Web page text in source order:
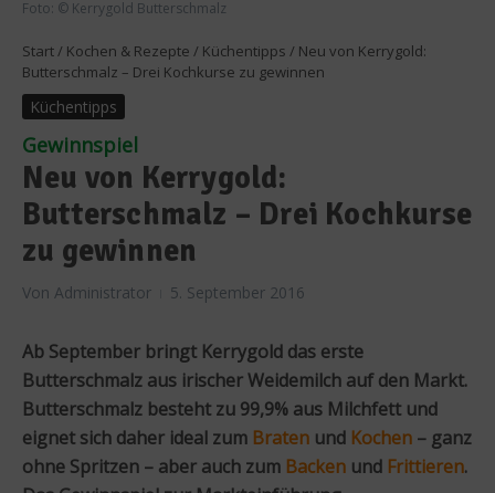
Foto: © Kerrygold Butterschmalz
Start / Kochen & Rezepte / Küchentipps / Neu von Kerrygold:
Butterschmalz – Drei Kochkurse zu gewinnen
Küchentipps
Gewinnspiel
Neu von Kerrygold:
Butterschmalz – Drei Kochkurse
zu gewinnen
Von Administrator 5. September 2016
Ab September bringt Kerrygold das erste
Butterschmalz aus irischer Weidemilch auf den Markt.
Butterschmalz besteht zu 99,9% aus Milchfett und
eignet sich daher ideal zum Braten und Kochen – ganz
ohne Spritzen – aber auch zum Backen und Frittieren.